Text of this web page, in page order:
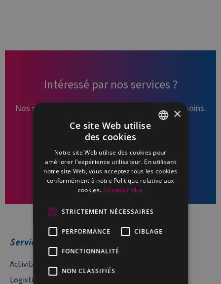
Intéressé par nos services ?
Nos services s’adaptent en fonction de vos besoins.
Contactez-nous pour de plus amples
renseignements.
PLANIFIER UN APPEL
Services
Activités industrielles
Logistique documentaire
DUTCH
×
Ce site Web utilise
des cookies
Notre site Web utilise des cookies pour
améliorer l'expérience utilisateur. En utilisant
notre site Web, vous acceptez tous les cookies
conformément à notre Politique relative aux
cookies. En savoir plus
STRICTEMENT NÉCESSAIRES
PERFORMANCE CIBLAGE
FONCTIONNALITÉ
NON CLASSIFIÉS